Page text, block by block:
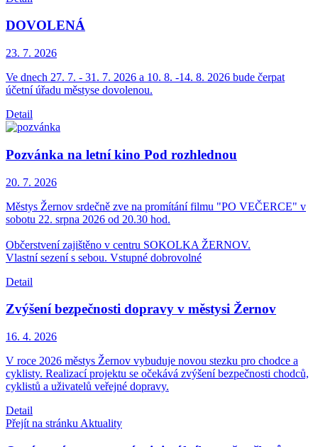
DOVOLENÁ
23. 7. 2026
Ve dnech 27. 7. - 31. 7. 2026 a 10. 8. -14. 8. 2026 bude čerpat
účetní úřadu městyse dovolenou.
Detail
Pozvánka na letní kino Pod rozhlednou
20. 7. 2026
Městys Žernov srdečně zve na promítání filmu "PO VEČERCE" v
sobotu 22. srpna 2026 od 20.30 hod.
Občerstvení zajištěno v centru SOKOLKA ŽERNOV.
Vlastní sezení s sebou. Vstupné dobrovolné
Detail
Zvýšení bezpečnosti dopravy v městysi Žernov
16. 4. 2026
V roce 2026 městys Žernov vybuduje novou stezku pro chodce a
cyklisty. Realizací projektu se očekává zvýšení bezpečnosti chodců,
cyklistů a uživatelů veřejné dopravy.
Detail
Přejít na stránku Aktuality